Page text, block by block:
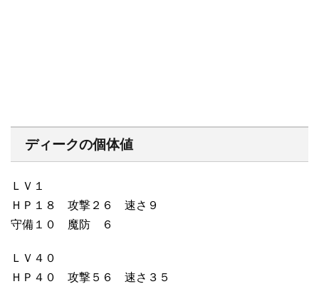
ディークの個体値
ＬＶ１
ＨＰ１８ 攻撃２６ 速さ９
守備１０ 魔防 ６
ＬＶ４０
ＨＰ４０ 攻撃５６ 速さ３５